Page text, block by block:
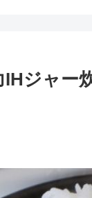
ジャー